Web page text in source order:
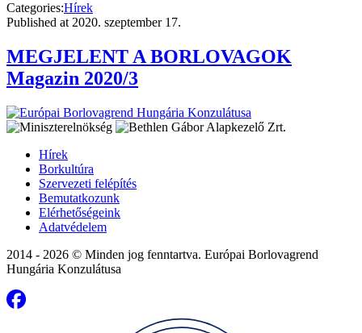
Categories:Hírek
Published at 2020. szeptember 17.
MEGJELENT A BORLOVAGOK
Magazin 2020/3
Hírek
Borkultúra
Szervezeti felépítés
Bemutatkozunk
Elérhetőségeink
Adatvédelem
2014 - 2026 © Minden jog fenntartva. Európai Borlovagrend
Hungária Konzulátusa